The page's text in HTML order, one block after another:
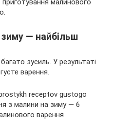
малинового
— найбільш
зусиль. У результаті
варення.